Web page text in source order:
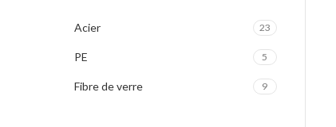
Acier 23
PE 5
Fibre de verre 9